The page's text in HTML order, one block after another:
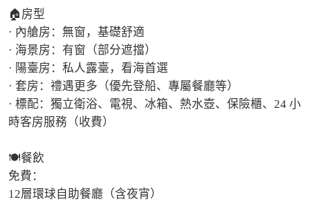
🏠房型
· 內艙房：無窗，基礎舒適
· 海景房：有窗（部分遮擋）
· 陽臺房：私人露臺，看海首選
· 套房：禮遇更多（優先登船、專屬餐廳等）
· 標配：獨立衛浴、電視、冰箱、熱水壺、保險櫃、24 小
時客房服務（收費）
🍽️餐飲
免費：
12層環球自助餐廳（含夜宵）